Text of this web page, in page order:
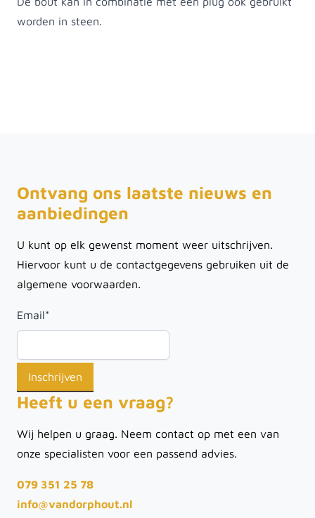
worden in steen.
Ontvang ons laatste nieuws en
aanbiedingen
U kunt op elk gewenst moment weer uitschrijven.
Hiervoor kunt u de contactgegevens gebruiken uit de
algemene voorwaarden.
Email*
Heeft u een vraag?
Wij helpen u graag. Neem contact op met een van
onze specialisten voor een passend advies.
079 351 25 78
info@vandorphout.nl